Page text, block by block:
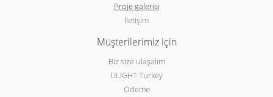
Proje galerisi
İletişim
Müşterilerimiz için
Biz size ulaşalım
ULIGHT Turkey
Ödeme